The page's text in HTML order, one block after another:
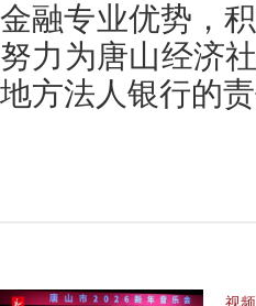
金融专业优势，
努力为唐山经济
地方法人银行的